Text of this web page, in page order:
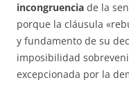
incongruencia de la
porque la cláusula
y fundamento de su
imposibilidad
excepcionada por la